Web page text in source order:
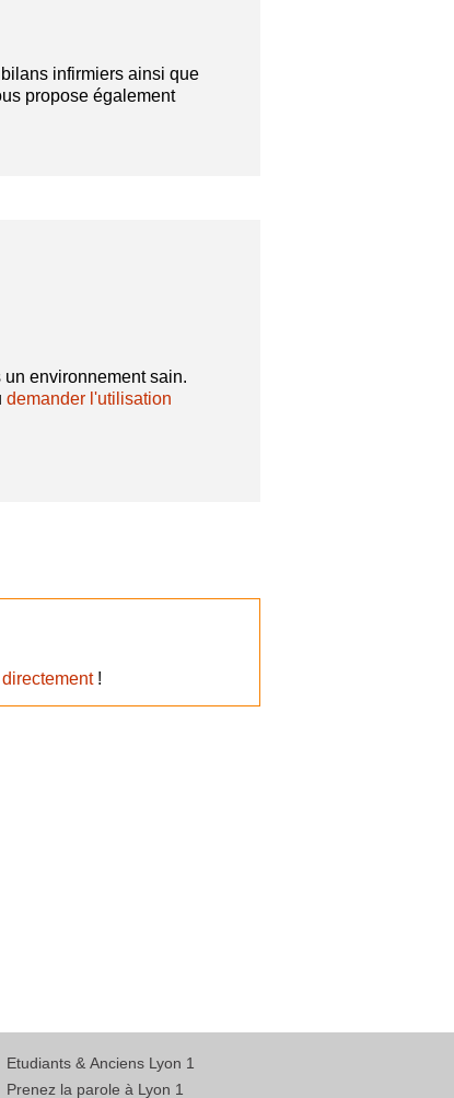
infirmiers ainsi que
propose également
environnement sain.
demander l'utilisation
!
Etudiants & Anciens Lyon 1
Prenez la parole à Lyon 1